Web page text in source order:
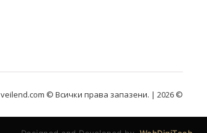
veilend.com © Всички права запазени. | 2026 ©